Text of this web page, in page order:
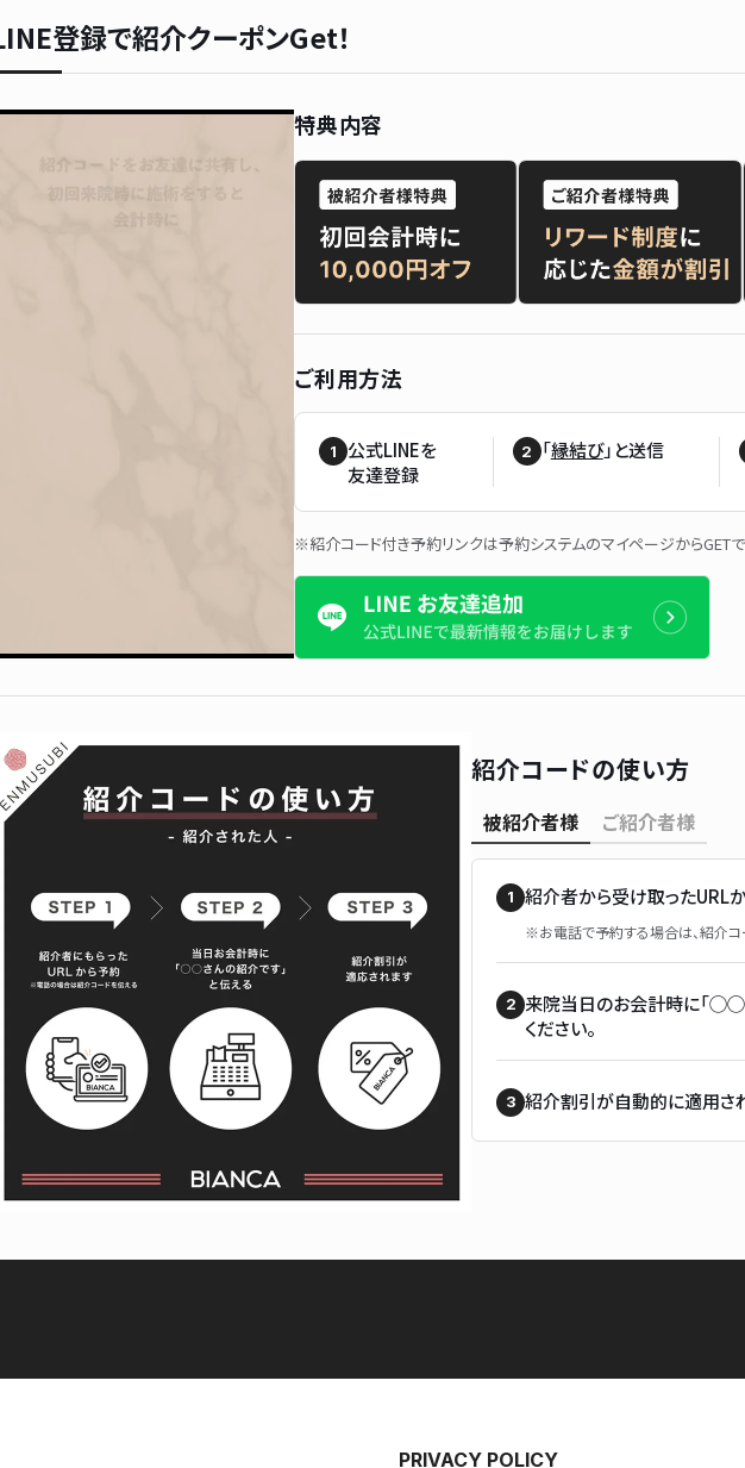
登録で紹介クーポンGet！
特典内容
ご利用方法
公式LINEを
友達登録
「縁結び」と送信
※紹介コード付き予約リンクは予約システムのマイページからGETで
紹介コードの使い方
被紹介者様 ご紹介者様
紹介者から受け取ったURLか
※お電話で予約する場合は、紹介コ
来院当日のお会計時に「◯◯
ください。
紹介割引が自動的に適用さ
PRIVACY POLICY